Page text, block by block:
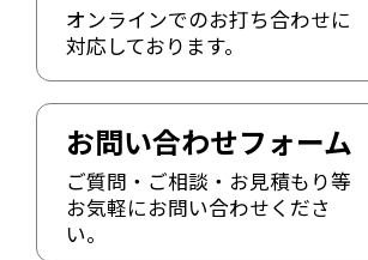
オンラインでのお打ち合わせに
対応しております。
お問い合わせフォーム
ご質問・ご相談・お見積もり等
お気軽にお問い合わせくださ
い。